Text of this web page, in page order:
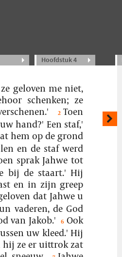
Hoofdstuk 4
geloven me niet,
schenken; ze
2 Toen
hand?' Een staf,'
hem op de grond
en de staf werd
sprak Jahwe tot
bij de staart.' Hij
en in zijn greep
dat Jahwe u
vaderen, de God
van Jakob.'
6 Ook
uw kleed.' Hij
hij ze er uittrok zat